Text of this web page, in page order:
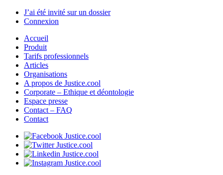
J’ai été invité sur un dossier
Connexion
Accueil
Produit
Tarifs professionnels
Articles
Organisations
A propos de Justice.cool
Corporate – Ethique et déontologie
Espace presse
Contact – FAQ
Contact